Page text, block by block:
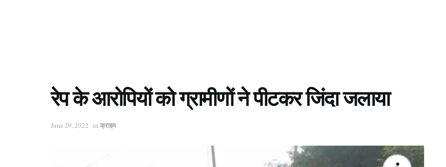
रेप के आरोपियों को ग्रामीणों ने पीटकर जिंदा जलाया
June 29, 2022 in क्राइम